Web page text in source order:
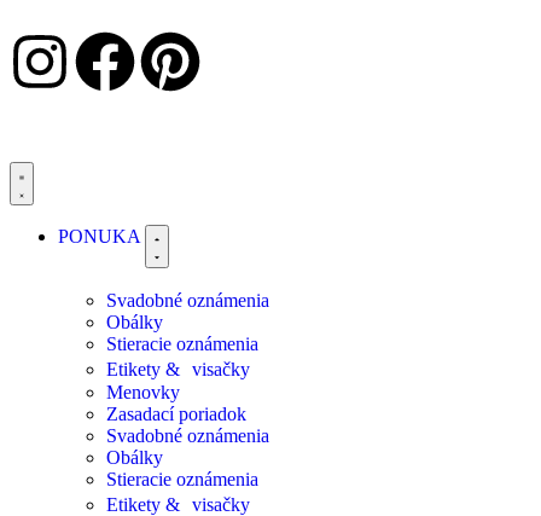
PONUKA
Svadobné oznámenia
Obálky
Stieracie oznámenia
Etikety & visačky
Menovky
Zasadací poriadok
Svadobné oznámenia
Obálky
Stieracie oznámenia
Etikety & visačky